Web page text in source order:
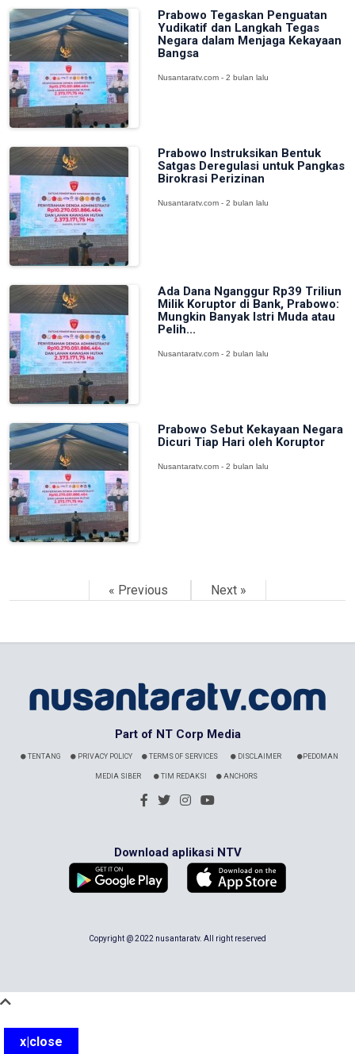
Prabowo Tegaskan Penguatan
Yudikatif dan Langkah Tegas
Negara dalam Menjaga Kekayaan
Bangsa
Nusantaratv.com - 2 bulan lalu
Prabowo Instruksikan Bentuk
Satgas Deregulasi untuk Pangkas
Birokrasi Perizinan
Nusantaratv.com - 2 bulan lalu
Ada Dana Nganggur Rp39 Triliun
Milik Koruptor di Bank, Prabowo:
Mungkin Banyak Istri Muda atau
Pelih...
Nusantaratv.com - 2 bulan lalu
Prabowo Sebut Kekayaan Negara
Dicuri Tiap Hari oleh Koruptor
Nusantaratv.com - 2 bulan lalu
« Previous Next »
Part of NT Corp Media
TENTANG PRIVACY POLICY TERMS OF SERVICES DISCLAIMER PEDOMAN
MEDIA SIBER TIM REDAKSI ANCHORS
Download aplikasi NTV
Copyright @ 2022 nusantaratv. All right reserved
x|close